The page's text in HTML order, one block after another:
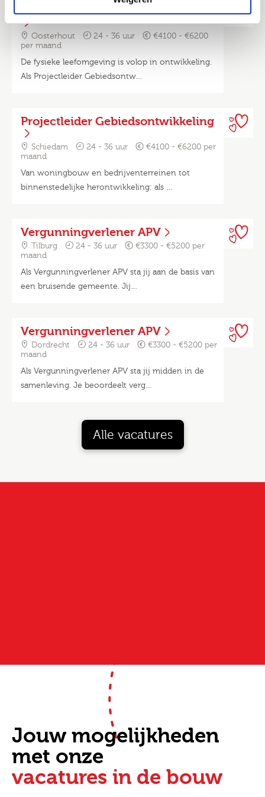
Projectleider Gebiedsontwikkeling
Oosterhout 24 - 36 uur
€4100 - €6200
per maand
De fysieke leefomgeving is volop in ontwikkeling.
Als Projectleider Gebiedsontw…
Projectleider Gebiedsontwikkeling
Schiedam 24 - 36 uur
€4100 - €6200 per
maand
Van woningbouw en bedrijventerreinen tot
binnenstedelijke herontwikkeling: als …
Vergunningverlener APV
Tilburg 24 - 36 uur
€3300 - €5200 per
maand
Als Vergunningverlener APV sta jij aan de basis van
een bruisende gemeente. Jij…
Vergunningverlener APV
Dordrecht 24 - 36 uur
€3300 - €5200 per
maand
Als Vergunningverlener APV sta jij midden in de
samenleving. Je beoordeelt verg…
Alle vacatures
Jouw mogelijkheden
met onze
vacatures in de bouw